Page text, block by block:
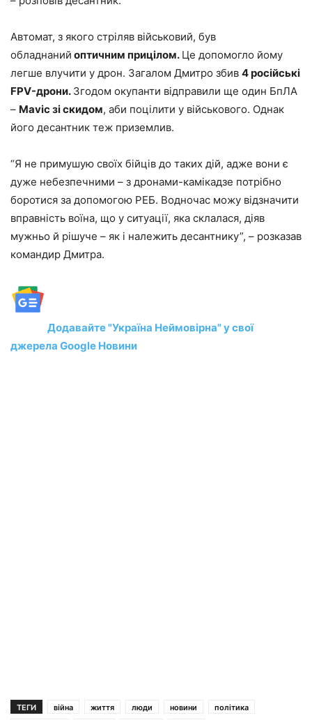
Автомат, з якого стріляв військовий, був
обладнаний оптичним прицілом. Це допомогло йому
легше влучити у дрон. Загалом Дмитро збив 4 російські
FPV-дрони. Згодом окупанти відправили ще один БпЛА
– Mavic зі скидом, аби поцілити у військового. Однак
його десантник теж приземлив.
“Я не примушую своїх бійців до таких дій, адже вони є
дуже небезпечними – з дронами-камікадзе потрібно
боротися за допомогою РЕБ. Водночас можу відзначити
вправність воїна, що у ситуації, яка склалася, діяв
мужньо й рішуче – як і належить десантнику”, – розказав
командир Дмитра.
Додавайте "Україна Неймовірна" у свої
джерела Google Новини
ТЕГИ війна життя люди новини
політика